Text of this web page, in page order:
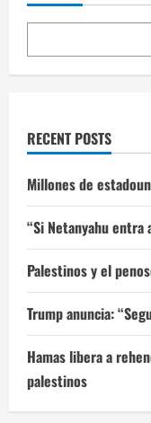
RECENT POSTS
Millones de
“Si Netanyahu entra
Palestinos y el
Trump anuncia:
Hamas libera a
palestinos